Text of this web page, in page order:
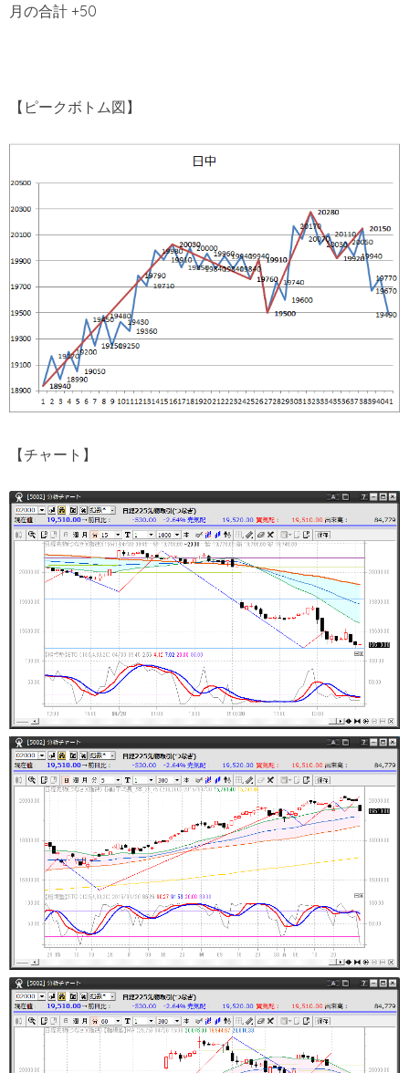
月の合計 +50
【ピークボトム図】
【チャート】